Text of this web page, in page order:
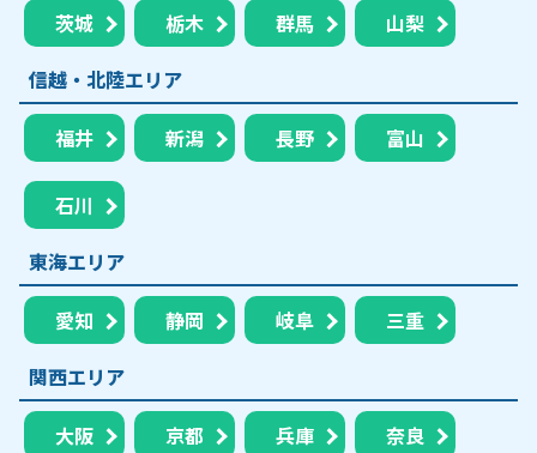
茨城 栃木 群馬
山梨
信越・北陸エリア
福井 新潟 長野 富山
石川
東海エリア
愛知 静岡 岐阜
三重
関西エリア
大阪 京都 兵庫 奈良